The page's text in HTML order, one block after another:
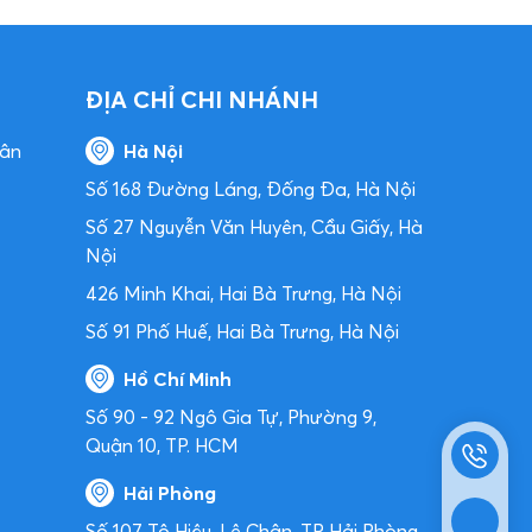
ĐỊA CHỈ CHI NHÁNH
Hà Nội
Số 168 Đường Láng, Đống Đa, Hà Nội
Số 27 Nguyễn Văn Huyên, Cầu Giấy, Hà
Nội
426 Minh Khai, Hai Bà Trưng, Hà Nội
Số 91 Phố Huế, Hai Bà Trưng, Hà Nội
Hồ Chí Minh
Số 90 - 92 Ngô Gia Tự, Phường 9,
Quận 10, TP. HCM
Hải Phòng